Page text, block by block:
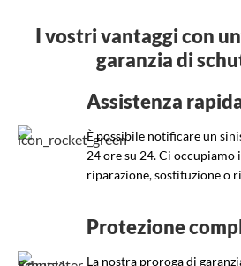
I vostri vantaggi con
garanzia di
Assistenza
È possibile notificare un
24 ore su 24. Ci
riparazione, sostituzione o
Protezione
La nostra proroga di